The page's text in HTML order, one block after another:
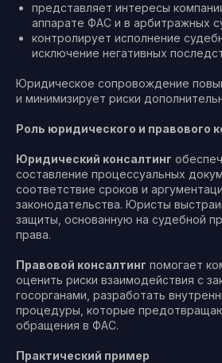
представляет интересы
аппарате ФАС и в арбитражных
контролирует исполнение
исключение негативных
Юридическое сопровождение
и минимизирует риски
Роль юридического и правового
Юридический консалтинг
составление процессуальных
соответствие сроков и
законодательства. Юристы
защиты, основанную на судебной
права.
Правовой консалтинг помогает
оценить риски взаимодействия с
госорганами, разработать
процедуры, которые
обращения в ФАС.
Практический пример